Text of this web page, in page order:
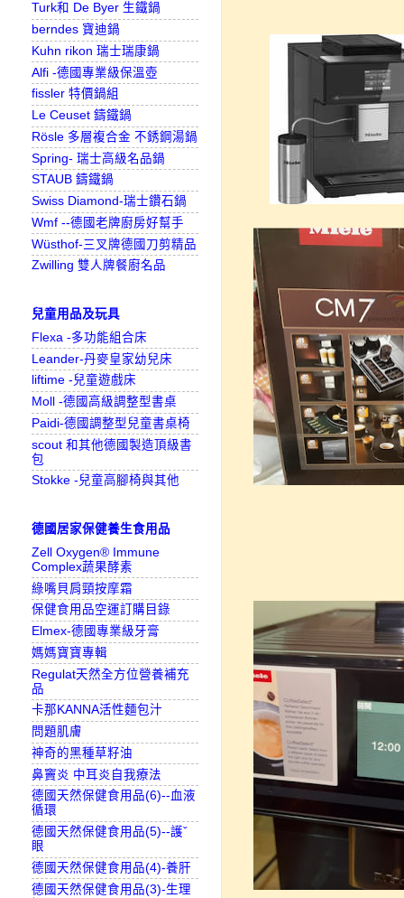
Turk和 De Byer 生鐵鍋
berndes 寶迪鍋
Kuhn rikon 瑞士瑞康鍋
Alfi -德國專業級保溫壺
fissler 特價鍋組
Le Ceuset 鑄鐵鍋
Rösle 多層複合金 不銹鋼湯鍋
Spring- 瑞士高級名品鍋
STAUB 鑄鐵鍋
Swiss Diamond-瑞士鑽石鍋
Wmf --德國老牌廚房好幫手
Wüsthof-三叉牌德國刀剪精品
Zwilling 雙人牌餐廚名品
兒童用品及玩具
Flexa -多功能組合床
Leander-丹麥皇家幼兒床
liftime -兒童遊戲床
Moll -德國高級調整型書桌
Paidi-德國調整型兒童書桌椅
scout 和其他德國製造頂級書
包
Stokke -兒童高腳椅與其他
德國居家保健養生食用品
Zell Oxygen® Immune
Complex蔬果酵素
綠嘴貝肩頸按摩霜
保健食用品空運訂購目錄
Elmex-德國專業級牙膏
媽媽寶寶專輯
Regulat天然全方位營養補充
品
卡那KANNA活性麵包汁
問題肌膚
神奇的黑種草籽油
鼻竇炎 中耳炎自我療法
德國天然保健食用品(6)--血液
循環
德國天然保健食用品(5)--護ˇ
眼
德國天然保健食用品(4)-養肝
德國天然保健食用品(3)-生理